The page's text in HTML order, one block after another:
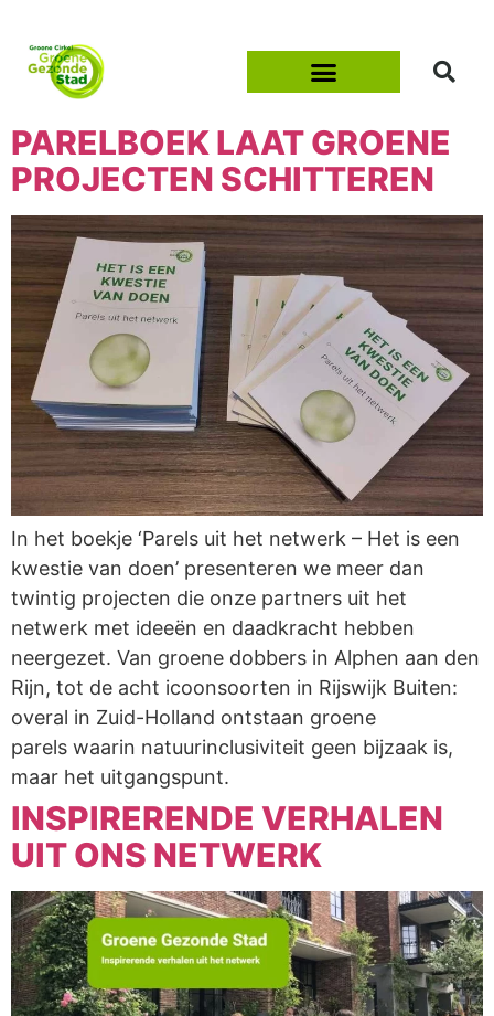
PARELBOEK LAAT GROENE
PROJECTEN SCHITTEREN
In het boekje ‘Parels uit het netwerk – Het is een
kwestie van doen’ presenteren we meer dan
twintig projecten die onze partners uit het
netwerk met ideeën en daadkracht hebben
neergezet. Van groene dobbers in Alphen aan den
Rijn, tot de acht icoonsoorten in Rijswijk Buiten:
overal in Zuid-Holland ontstaan groene
parels waarin natuurinclusiviteit geen bijzaak is,
maar het uitgangspunt.
INSPIRERENDE VERHALEN
UIT ONS NETWERK